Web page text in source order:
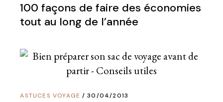
100 façons de faire des économies
tout au long de l’année
ASTUCES VOYAGE 30/04/2013